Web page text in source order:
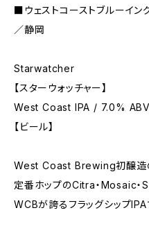
■ウェストコーストブルーイ
／静岡
Starwatcher
【スターウォッチャー】
West Coast IPA / 7.0% ABV
【ビール】
West Coast Brewing初醸造
定番ホップのCitra・Mosaic・
WCBが誇るフラッグシップIPA